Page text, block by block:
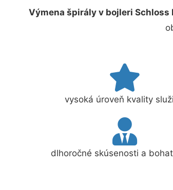
Výmena špirály v bojleri Schloss
vysoká úroveň kvality
dlhoročné skúsenosti a